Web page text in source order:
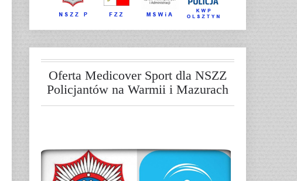
Oferta Medicover Sport dla NSZZ
Policjantów na Warmii i Mazurach